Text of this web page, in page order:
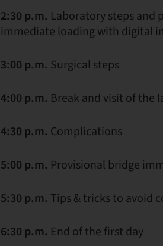
2:30 p.m. Laboratory steps
immediate loading with digital
3:00 p.m. Surgical steps
4:00 p.m. Break and visit of the
4:30 p.m. Complications
5:00 p.m. Provisional bridge
5:30 p.m. Tips & tricks to avoid
6:30 p.m. End of the first day